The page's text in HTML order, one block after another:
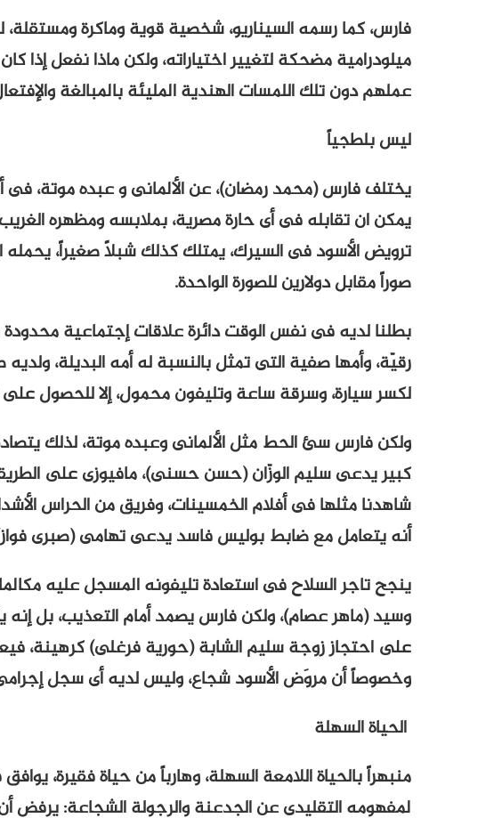
فارس، كما رسمه السيناريو، شخصية قوية وماكرة
ميلودرامية مضحكة لتغيير اختياراته، ولكن ماذا نفعل إذا
عملهم دون تلك اللمسات الهندية المليئة بالمبالغة
ليس بلطجياً
يختلف فارس (محمد رمضان)، عن الألمانى و عبده موتة،
يمكن ان تقابله فى أى حارة مصرية، بملابسه ومظهره
ترويض الأسود فى السيرك، يمتلك كذلك شبلاً صغيراً، يحمله
صوراً مقابل دولارين للصورة الواحدة.
بطلنا لديه فى نفس الوقت دائرة علاقات إجتماعية
رقيّة، وأمها صفية التى تمثل بالنسبة له أمه البديلة،
لكسر سيارة، وسرقة ساعة وتليفون محمول، إلا للحصول على 3 آلاف جنيه لعلاج أمه
ولكن فارس سئ الحط مثل الألمانى وعبده موتة، لذلك
كبير يدعى سليم الوزّان (حسن حسنى)، مافيوزى على
شاهدنا مثلها فى أفلام الخمسينات، وفريق من الحراس
أنه يتعامل مع ضابط بوليس فاسد يدعى تهامى (صبرى
ينجح تاجر السلاح فى استعادة تليفونه المسجل عليه
وسيد (ماهر عصام)، ولكن فارس يصمد أمام التعذيب، بل إنه
على احتجاز زوجة سليم الشابة (حورية فرغلى) كرهينة،
وخصوصاً أن مروَض الأسود شجاع، وليس لديه أى سجل
الحياة السهلة
منبهراً بالحياة اللامعة السهلة، وهارباً من حياة فقيرة،
لمفهومه التقليدى عن الجدعنة والرجولة الشجاعة: يرفض